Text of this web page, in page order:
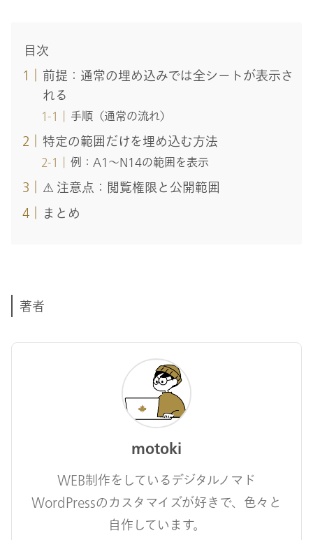
目次
前提：通常の埋め込みでは全シートが表示さ
れる
手順（通常の流れ）
特定の範囲だけを埋め込む方法
例：A1〜N14の範囲を表示
⚠ 注意点：閲覧権限と公開範囲
まとめ
著者
motoki
WEB制作をしているデジタルノマド
WordPressのカスタマイズが好きで、色々と
自作しています。